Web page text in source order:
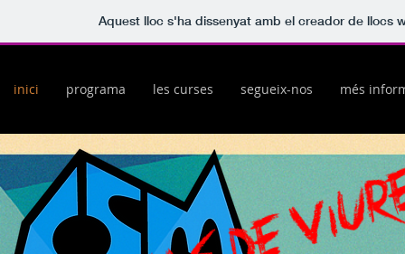
Aquest lloc s'ha dissenyat amb el creador de llocs
inici programa les curses segueix-nos més